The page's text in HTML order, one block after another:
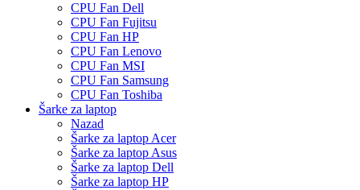
CPU Fan Dell
CPU Fan Fujitsu
CPU Fan HP
CPU Fan Lenovo
CPU Fan MSI
CPU Fan Samsung
CPU Fan Toshiba
Šarke za laptop
Nazad
Šarke za laptop Acer
Šarke za laptop Asus
Šarke za laptop Dell
Šarke za laptop HP